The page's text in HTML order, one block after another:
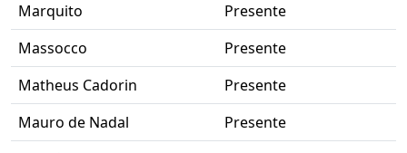
Marquito
Presente
Massocco
Presente
Matheus Cadorin
Presente
Mauro de Nadal
Presente